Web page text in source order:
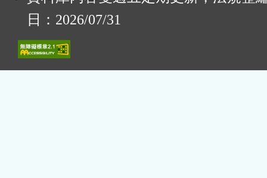
日：2026/07/31